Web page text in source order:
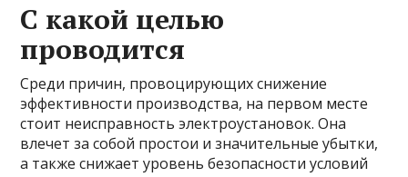
С какой целью
проводится
Среди причин, провоцирующих снижение
эффективности производства, на первом месте
стоит неисправность электроустановок. Она
влечет за собой простои и значительные убытки,
а также снижает уровень безопасности условий